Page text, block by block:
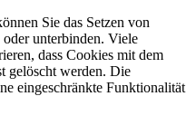
Sie das Setzen von
unterbinden. Viele
dass Cookies mit dem
gelöscht werden. Die
eingeschränkte Funktionalität